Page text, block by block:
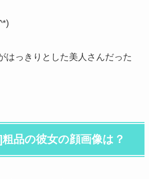
はっきりとした美人さんだった
品の彼女の顔画像は？